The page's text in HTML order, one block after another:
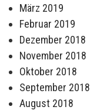
März 2019
Februar 2019
Dezember 2018
November 2018
Oktober 2018
September 2018
August 2018